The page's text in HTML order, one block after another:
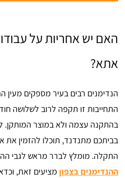
האם יש אחריות על
אתא?
הנדימנים רבים בעיר מספקים מעין
התחייבות זו תקפה לרוב לשלושה
בהתקנה עצמה ולא במוצר המותקן.
בביתכם מתנדנד, תוכלו להזמין את
התקלה. מומלץ לברר מראש לגבי
ההנדימנים בצפון מציעים זאת,